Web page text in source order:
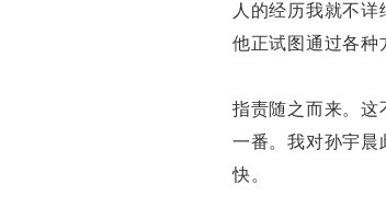
人的经历我就不
他正试图通过各种
指责随之而来。这
一番。我对孙宇晨
快。